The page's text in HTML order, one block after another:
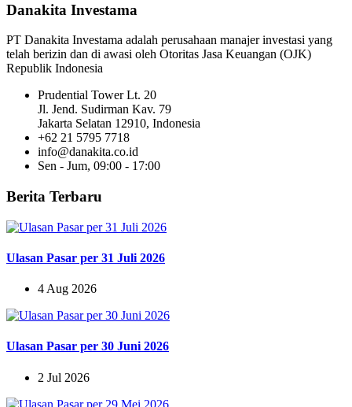
Danakita Investama
PT Danakita Investama adalah perusahaan manajer investasi yang
telah berizin dan di awasi oleh Otoritas Jasa Keuangan (OJK)
Republik Indonesia
Prudential Tower Lt. 20
Jl. Jend. Sudirman Kav. 79
Jakarta Selatan 12910, Indonesia
+62 21 5795 7718
info@danakita.co.id
Sen - Jum, 09:00 - 17:00
Berita Terbaru
Ulasan Pasar per 31 Juli 2026
4 Aug 2026
Ulasan Pasar per 30 Juni 2026
2 Jul 2026